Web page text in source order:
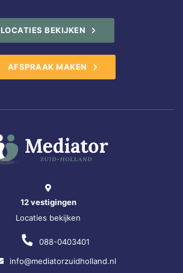
LOCATIES BEKIJKEN
AFSPRAAK MAKEN
12 vestigingen
Locaties bekijken
088-0403401
info@mediatorzuidholland.nl